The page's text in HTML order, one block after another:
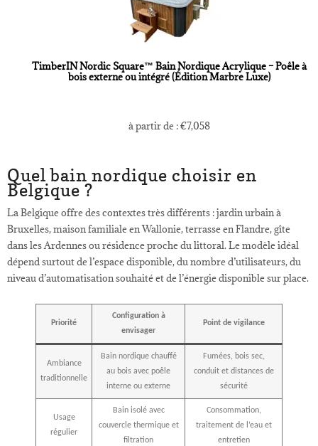
TimberIN Nordic Square™ Bain Nordique Acrylique – Poêle à
bois externe ou intégré (Édition Marbre Luxe)
à partir de :€7,058
Quel bain nordique choisir en
Belgique ?
La Belgique offre des contextes très différents : jardin urbain à
Bruxelles, maison familiale en Wallonie, terrasse en Flandre, gîte
dans les Ardennes ou résidence proche du littoral. Le modèle idéal
dépend surtout de l’espace disponible, du nombre d’utilisateurs, du
niveau d’automatisation souhaité et de l’énergie disponible sur place.
Priorité
Configuration à
envisager
Point de vigilance
Ambiance
traditionnelle
Bain nordique chauffé
au bois avec poêle
interne ou externe
Fumées, bois sec,
conduit et distances de
sécurité
Usage
régulier
Bain isolé avec
couvercle thermique et
filtration
Consommation,
traitement de l’eau et
entretien